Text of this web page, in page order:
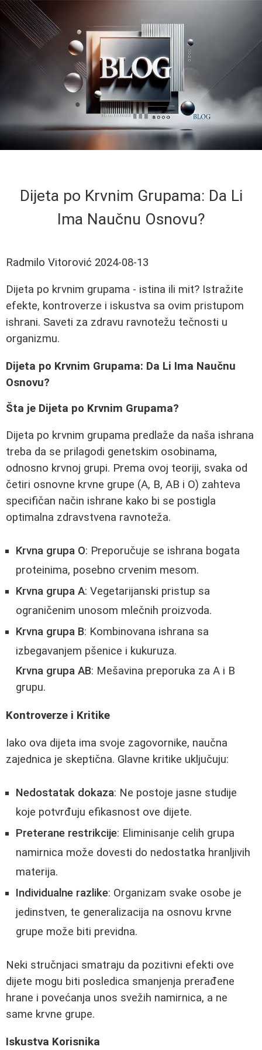
Dijeta po Krvnim Grupama: Da Li
Ima Naučnu Osnovu?
Radmilo Vitorović 2024-08-13
Dijeta po krvnim grupama - istina ili mit? Istražite
efekte, kontroverze i iskustva sa ovim pristupom
ishrani. Saveti za zdravu ravnotežu tečnosti u
organizmu.
Dijeta po Krvnim Grupama: Da Li Ima Naučnu
Osnovu?
Šta je Dijeta po Krvnim Grupama?
Dijeta po krvnim grupama predlaže da naša ishrana
treba da se prilagodi genetskim osobinama,
odnosno krvnoj grupi. Prema ovoj teoriji, svaka od
četiri osnovne krvne grupe (A, B, AB i O) zahteva
specifičan način ishrane kako bi se postigla
optimalna zdravstvena ravnoteža.
Krvna grupa O: Preporučuje se ishrana bogata
proteinima, posebno crvenim mesom.
Krvna grupa A: Vegetarijanski pristup sa
ograničenim unosom mlečnih proizvoda.
Krvna grupa B: Kombinovana ishrana sa
izbegavanjem pšenice i kukuruza.
Krvna grupa AB: Mešavina preporuka za A i B
grupu.
Kontroverze i Kritike
Iako ova dijeta ima svoje zagovornike, naučna
zajednica je skeptična. Glavne kritike uključuju:
Nedostatak dokaza: Ne postoje jasne studije
koje potvrđuju efikasnost ove dijete.
Preterane restrikcije: Eliminisanje celih grupa
namirnica može dovesti do nedostatka hranljivih
materija.
Individualne razlike: Organizam svake osobe je
jedinstven, te generalizacija na osnovu krvne
grupe može biti previdna.
Neki stručnjaci smatraju da pozitivni efekti ove
dijete mogu biti posledica smanjenja prerađene
hrane i povećanja unos svežih namirnica, a ne
same krvne grupe.
Iskustva Korisnika